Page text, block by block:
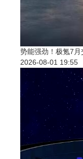
势能强劲！极氪7
2026-08-01 19:55